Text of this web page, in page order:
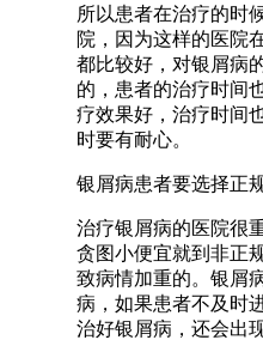
所以患者在治疗的时
院，因为这样的医院
都比较好，对银屑病
的，患者的治疗时间
疗效果好，治疗时间
时要有耐心。
银屑病患者要选择正
治疗银屑病的医院很
贪图小便宜就到非正
致病情加重的。银屑
病，如果患者不及时
治好银屑病，还会出